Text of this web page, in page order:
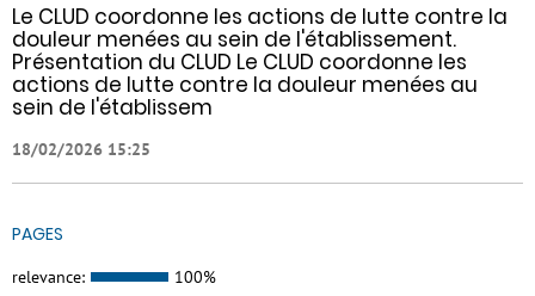
Le CLUD coordonne les actions de lutte contre la
douleur menées au sein de l'établissement.
Présentation du CLUD Le CLUD coordonne les
actions de lutte contre la douleur menées au
sein de l'établissem
18/02/2026 15:25
PAGES
relevance: 100%